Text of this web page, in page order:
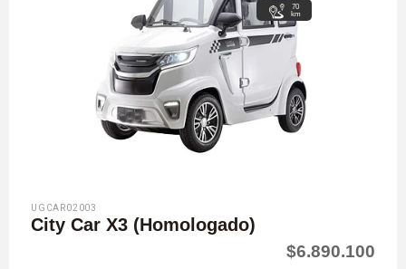
70
km
UGCAR02003
City Car X3 (Homologado)
$6.890.100